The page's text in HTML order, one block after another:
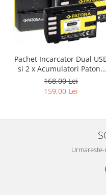
Pachet Incarcator Dual
si 2 x Acumulatori Patona
DMW-BLF19E pentru
Panasonic Lumix DC-GH5
168,00 Lei
159,00 Lei